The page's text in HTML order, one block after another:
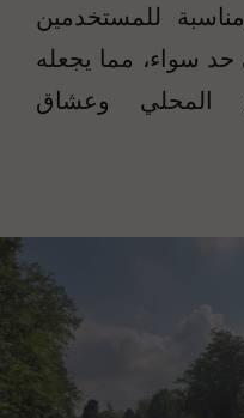
للمستخدمين
حد سواء، مما يجعله
المحلي وعشاق